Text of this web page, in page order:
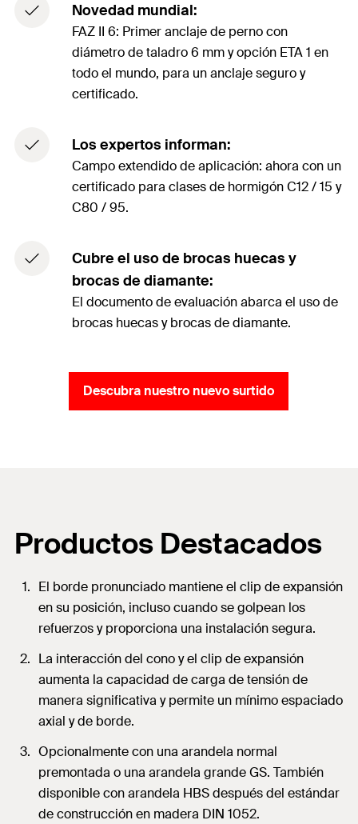
Novedad mundial:
FAZ II 6: Primer anclaje de perno con
diámetro de taladro 6 mm y opción ETA 1 en
todo el mundo, para un anclaje seguro y
certificado.
Los expertos informan:
Campo extendido de aplicación: ahora con un
certificado para clases de hormigón C12 / 15 y
C80 / 95.
Cubre el uso de brocas huecas y
brocas de diamante:
El documento de evaluación abarca el uso de
brocas huecas y brocas de diamante.
Descubra nuestro nuevo surtido
Productos Destacados
El borde pronunciado mantiene el clip de expansión
en su posición, incluso cuando se golpean los
refuerzos y proporciona una instalación segura.
La interacción del cono y el clip de expansión
aumenta la capacidad de carga de tensión de
manera significativa y permite un mínimo espaciado
axial y de borde.
Opcionalmente con una arandela normal
premontada o una arandela grande GS. También
disponible con arandela HBS después del estándar
de construcción en madera DIN 1052.